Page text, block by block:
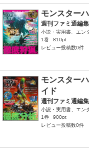
モンスター
週刊ファミ通編
小説・実用書、エン
1巻
810pt
レビュー投稿数0件
モンスター
イド
週刊ファミ通編
小説・実用書、エン
1巻
900pt
レビュー投稿数0件